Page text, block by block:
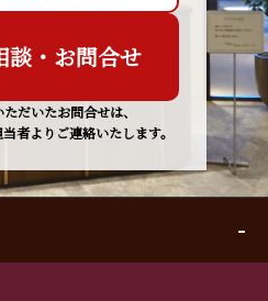
談・お問合せ
だいたお問合せは、
者よりご連絡いたします。